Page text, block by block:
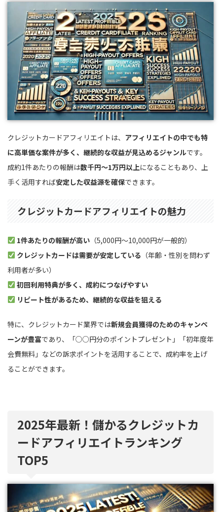
クレジットカードアフィリエイトは、 アフィリエイトの中でも特
に高単価な案件が多く、継続的な収益が見込めるジャンルです。
成約1件あたりの報酬は数千円〜1万円以上になることもあり、上
手く活用すれば安定した収益源を確保できます。
クレジットカードアフィリエイトの魅力
1件あたりの報酬が高い（5,000円〜10,000円が一般的）
クレジットカードは需要が安定している （年齢・性別を問わず
利用者が多い）
初回利用特典が多く、成約につなげやすい
リピート性があるため、継続的な収益を狙える
特に、クレジットカード業界では新規会員獲得のためのキャンペ
ーンが豊富であり、「○○円分のポイントプレゼント」「初年度年
会費無料」などの訴求ポイントを活用することで、成約率を上げ
ることができます。
2025年最新！儲かるクレジットカ
ードアフィリエイトランキング
TOP5